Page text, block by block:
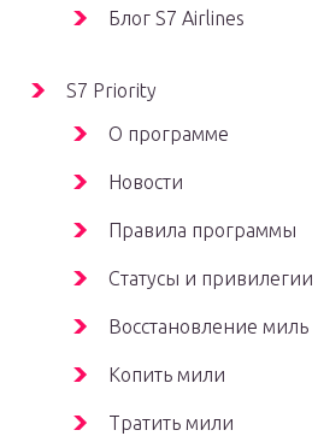
Блог S7 Airlines
S7 Priority
О программе
Новости
Правила программы
Статусы и привилегии
Восстановление миль
Копить мили
Тратить мили